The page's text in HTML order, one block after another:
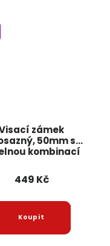
zámek
50mm s
kombinací
449 Kč